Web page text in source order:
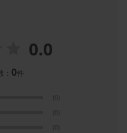
0.0
： 0件
(0)
(0)
(0)